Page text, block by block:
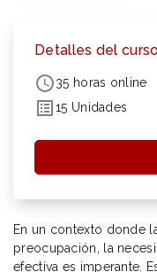
Detalles del
35 horas online
15 Unidades
En un contexto donde
preocupación, la
efectiva es imperante.